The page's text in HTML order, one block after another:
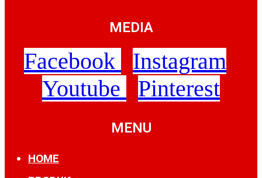
MEDIA
Facebook
Instagram
Youtube
Pinterest
MENU
HOME